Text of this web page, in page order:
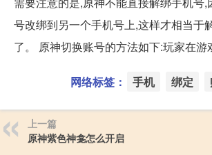
号改绑到另一个手机号上,这样才相当于
了。 原神切换账号的方法如下:玩家在游
网络标签： 手机 绑定
上一篇
原神紫色神龛怎么开启